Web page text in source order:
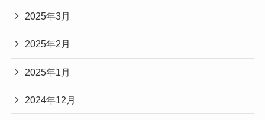
2025年3月
2025年2月
2025年1月
2024年12月